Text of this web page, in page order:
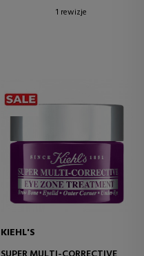
1 rewizje
KIEHL'S